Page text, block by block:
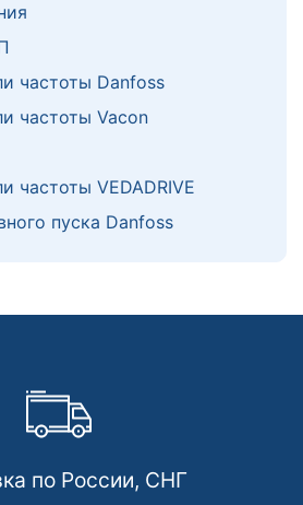
частоты Danfoss
частоты Vacon
частоты VEDADRIVE
пуска Danfoss
по России, СНГ